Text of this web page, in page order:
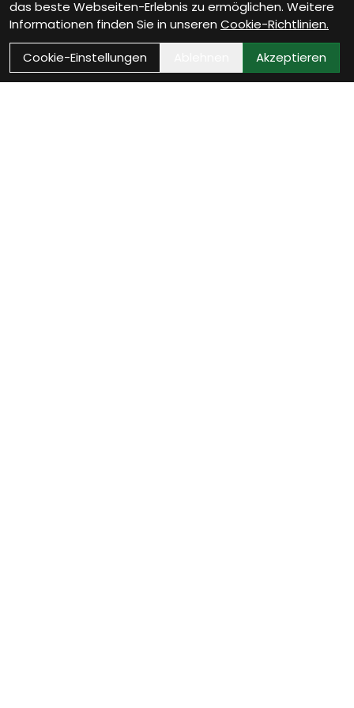
das beste Webseiten-Erlebnis zu ermöglichen. Weitere
Informationen finden Sie in unseren Cookie-Richtlinien.
Cookie-Einstellungen
Akzeptieren